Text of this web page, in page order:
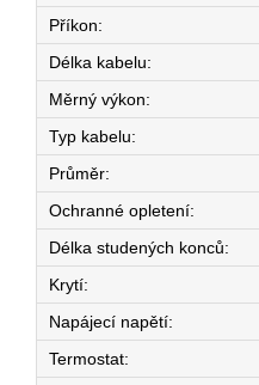
Příkon:
Délka kabelu:
Měrný výkon:
Typ kabelu:
Průměr:
Ochranné opletení:
Délka studených konců:
Krytí:
Napájecí napětí:
Termostat: